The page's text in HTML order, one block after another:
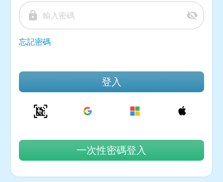
lock visibility_off
忘記密碼